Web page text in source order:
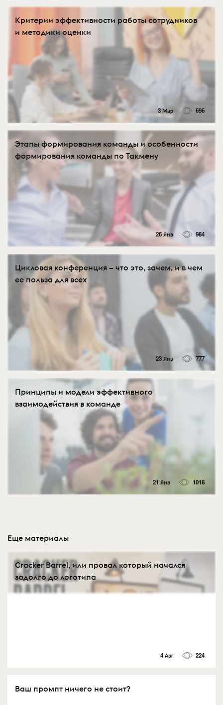
Критерии эффективности работы сотрудников
и методики оценки
3 Мар 696
Этапы формирования команды и особенности
формирования команды по Такмену
26 Янв 984
Цикловая конференция – что это, зачем, и в чем
ее польза для всех
23 Янв 777
Принципы и модели эффективного
взаимодействия в команде
21 Янв 1018
Еще материалы
Cracker Barrel, или провал который начался
задолго до логотипа
4 Авг 224
Ваш промпт ничего не стоит?